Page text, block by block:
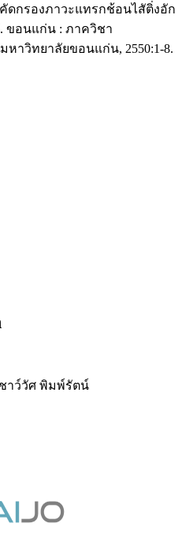
คัดกรองภาวะแทรกช้อนไสัติ่งอัก
ขอนแก่น : ภาควิชา
าวิทยาลัยขอนแก่น, 2550:1-8.
าว์วัศ พิมพ์รัตน์